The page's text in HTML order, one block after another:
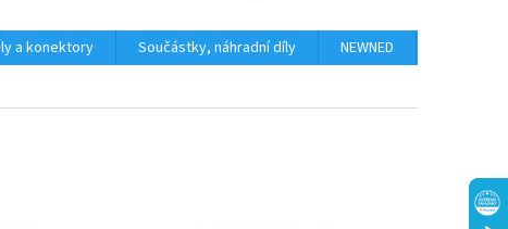
a konektory Součástky, náhradní díly NEWNED